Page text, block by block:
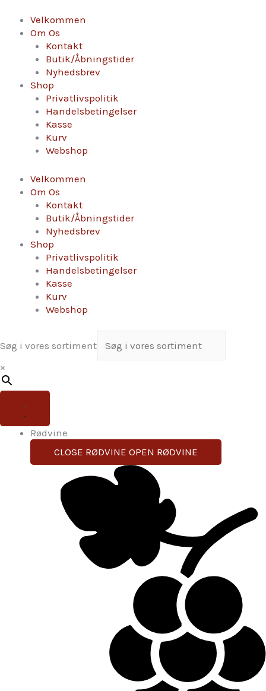
indholdet
Velkommen
Om Os
Kontakt
Butik/Åbningstider
Nyhedsbrev
Shop
Privatlivspolitik
Handelsbetingelser
Kasse
Kurv
Webshop
Velkommen
Om Os
Kontakt
Butik/Åbningstider
Nyhedsbrev
Shop
Privatlivspolitik
Handelsbetingelser
Kasse
Kurv
Webshop
Søg i vores sortiment
×
Rødvine
CLOSE RØDVINE OPEN RØDVINE
d'Alsace
Schaeffer-